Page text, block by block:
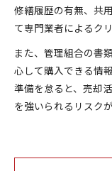
修繕履歴の有無、共
て専門業者によるク
また、管理組合の書
心して購入できる情
準備を怠ると、売却
を強いられるリスク